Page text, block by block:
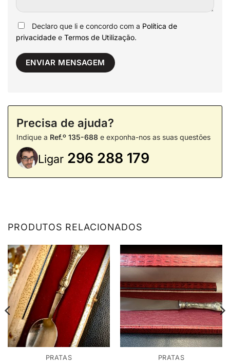
Declaro que li e concordo com a Política de
privacidade e Termos de Utilização.
Precisa de ajuda?
Indique a Ref.º 135-688 e exponha-nos as suas questões
Ligar 296 288 179
PRODUTOS RELACIONADOS
PRATAS PRATAS